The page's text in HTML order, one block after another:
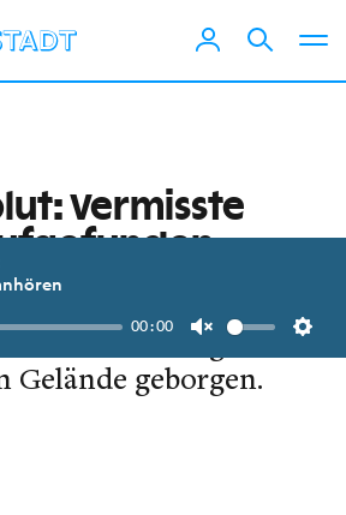
00:00
Unmute
Vermisste
wurde seit 13. Juni
heute Vormittag aus
Gelände geborgen.